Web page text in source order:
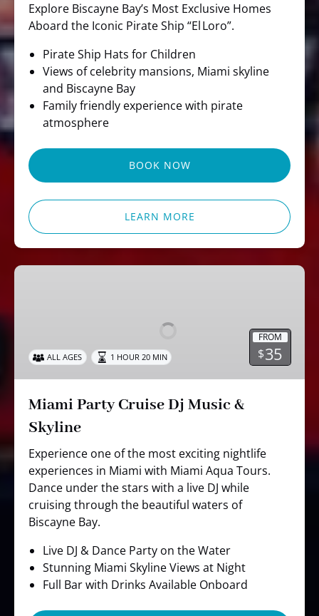
Explore Biscayne Bay’s Most Exclusive Homes
Aboard the Iconic Pirate Ship “El Loro”.
Pirate Ship Hats for Children
Views of celebrity mansions, Miami skyline
and Biscayne Bay
Family friendly experience with pirate
atmosphere
BOOK NOW
LEARN MORE
Miami
Skyline
FROM
$35
ALL AGES 1 HOUR 20 MIN
Miami Party Cruise Dj Music &
Skyline
Experience one of the most exciting nightlife
experiences in Miami with Miami Aqua Tours.
Dance under the stars with a live DJ while
cruising through the beautiful waters of
Biscayne Bay.
Live DJ & Dance Party on the Water
Stunning Miami Skyline Views at Night
Full Bar with Drinks Available Onboard